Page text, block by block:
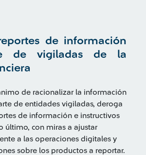
de información
de vigiladas de la
de racionalizar la información
de entidades vigiladas, deroga
de información e instructivos
último, con miras a ajustar
a las operaciones digitales y
sobre los productos a reportar.